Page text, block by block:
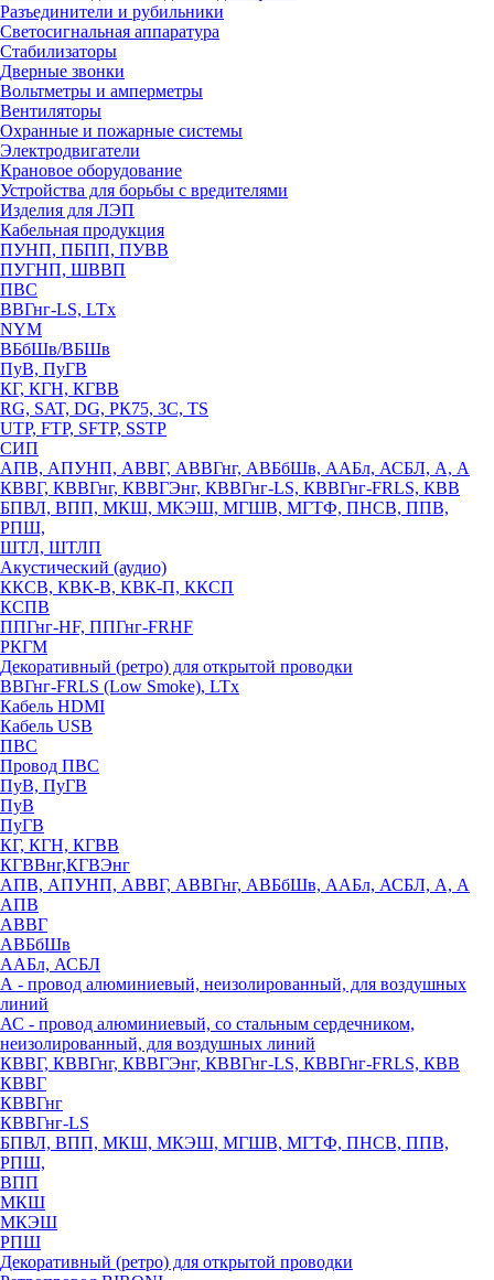
Разъединители и рубильники
Светосигнальная аппаратура
Стабилизаторы
Дверные звонки
Вольтметры и амперметры
Вентиляторы
Охранные и пожарные системы
Электродвигатели
Крановое оборудование
Устройства для борьбы с вредителями
Изделия для ЛЭП
Кабельная продукция
ПУНП, ПБПП, ПУВВ
ПУГНП, ШВВП
ПВС
ВВГнг-LS, LTx
NYM
ВБбШв/ВБШв
ПуВ, ПуГВ
КГ, КГН, КГВВ
RG, SAT, DG, РК75, 3С, TS
UTP, FTP, SFTP, SSTP
СИП
АПВ, АПУНП, АВВГ, АВВГнг, АВБбШв, ААБл, АСБЛ, А, А
КВВГ, КВВГнг, КВВГЭнг, КВВГнг-LS, КВВГнг-FRLS, КВВ
БПВЛ, ВПП, МКШ, МКЭШ, МГШВ, МГТФ, ПНСВ, ППВ,
РПШ,
ШТЛ, ШТЛП
Акустический (аудио)
ККСВ, КВК-В, КВК-П, ККСП
КСПВ
ППГнг-HF, ППГнг-FRHF
РКГМ
Декоративный (ретро) для открытой проводки
ВВГнг-FRLS (Low Smoke), LTx
Кабель HDMI
Кабель USB
ПВС
Провод ПВС
ПуВ, ПуГВ
ПуВ
ПуГВ
КГ, КГН, КГВВ
КГВВнг,КГВЭнг
АПВ, АПУНП, АВВГ, АВВГнг, АВБбШв, ААБл, АСБЛ, А, А
АПВ
АВВГ
АВБбШв
ААБл, АСБЛ
А - провод алюминиевый, неизолированный, для воздушных
линий
АС - провод алюминиевый, со стальным сердечником,
неизолированный, для воздушных линий
КВВГ, КВВГнг, КВВГЭнг, КВВГнг-LS, КВВГнг-FRLS, КВВ
КВВГ
КВВГнг
КВВГнг-LS
БПВЛ, ВПП, МКШ, МКЭШ, МГШВ, МГТФ, ПНСВ, ППВ,
РПШ,
ВПП
МКШ
МКЭШ
РПШ
Декоративный (ретро) для открытой проводки